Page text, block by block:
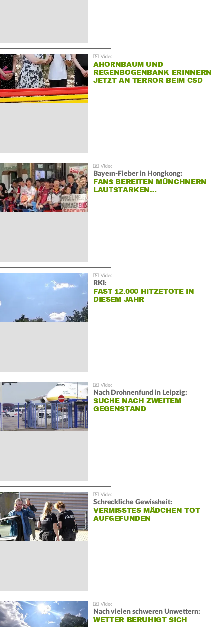
AHORNBAUM UND
REGENBOGENBANK ERINNERN
JETZT AN TERROR BEIM CSD
Bayern-Fieber in Hongkong:
FANS BEREITEN MÜNCHNERN
LAUTSTARKEN…
RKI:
FAST 12.000 HITZETOTE IN
DIESEM JAHR
Nach Drohnenfund in Leipzig:
SUCHE NACH ZWEITEM
GEGENSTAND
Schreckliche Gewissheit:
VERMISSTES MÄDCHEN TOT
AUFGEFUNDEN
Nach vielen schweren Unwettern:
WETTER BERUHIGT SICH